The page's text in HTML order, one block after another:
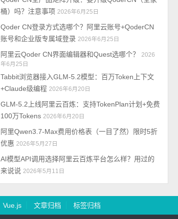
桶）吗？注意事项 2026年6月25日
Qoder CN登录方式选哪个？阿里云账号+QoderCN
账号和企业版专属域登录 2026年6月25日
阿里云Qoder CN界面编辑器和Quest选哪个？
2026
年6月25日
Tabbit浏览器接入GLM-5.2模型：百万Token上下文
+Claude级编程 2026年6月20日
GLM-5.2上线阿里云百炼：支持TokenPlan计划+免费
100万Tokens 2026年6月20日
阿里Qwen3.7-Max费用价格表（一目了然）限时5折
优惠 2026年5月27日
AI模型API调用选择阿里云百炼平台怎么样？用过的
来说说 2026年5月11日
Vue.js 文章归档 标签归档